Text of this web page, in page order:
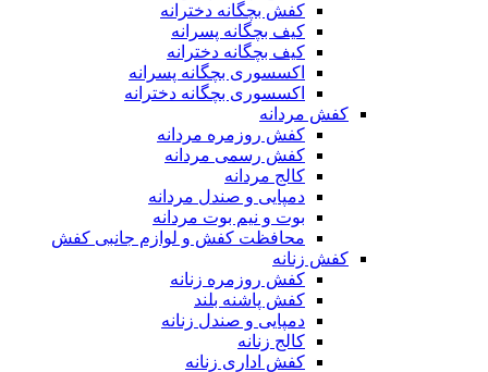
کفش بچگانه دخترانه
کیف بچگانه پسرانه
کیف بچگانه دخترانه
اکسسوری بچگانه پسرانه
اکسسوری بچگانه دخترانه
کفش مردانه
کفش روزمره مردانه
کفش رسمی مردانه
کالج مردانه
دمپایی و صندل مردانه
بوت و نیم بوت مردانه
محافظت کفش و لوازم جانبی کفش
کفش زنانه
کفش روزمره زنانه
کفش پاشنه بلند
دمپایی و صندل زنانه
کالج زنانه
کفش اداری زنانه